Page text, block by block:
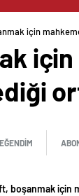
için
boşanmak için